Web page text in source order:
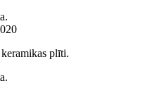
plīti.